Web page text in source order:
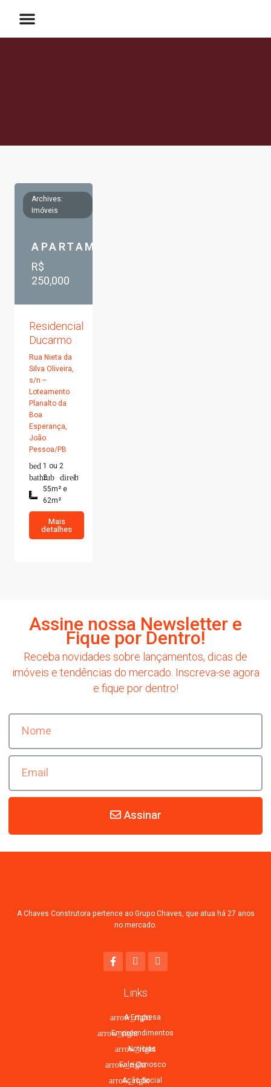
APARTAMENTO
R$
250,000
Archives:
Imóveis
Residencial
Ducarmo
Rua Nieta da
Silva Oliveira,
s/n –
Loteamento
Planalto da
Boa
Esperança,
João
Pessoa/PB
1 ou 2
2
1
55m² e
62m²
Mais
detalhes
Assine nossa Newsletter e
Fique por Dentro!
Receba novidades sobre lançamentos, dicas de
imóveis e tendências do mercado. Inscreva-se agora
e fique por dentro!
Assinar
A Chaves Construtora pertence ao Grupo Chaves, que atua há 27 anos
no mercado.
Links
A Empresa
Empreendimentos
Notícias
Fale Conosco
Ação Social